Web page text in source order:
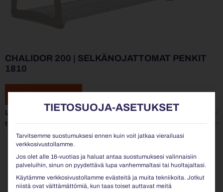
CHALIDOR 200 | SELKÄNOJATTOMAT PENKIT
1810
Lisätiedot
tuotekortti
TIETOSUOJA-ASETUKSET
Tarvitsemme suostumuksesi ennen kuin voit jatkaa vierailuasi
verkkosivustollamme.
Jos olet alle 16-vuotias ja haluat antaa suostumuksesi valinnaisiin
palveluihin, sinun on pyydettävä lupa vanhemmaltasi tai huoltajaltasi.
Käytämme verkkosivustollamme evästeitä ja muita tekniikoita. Jotkut
niistä ovat välttämättömiä, kun taas toiset auttavat meitä